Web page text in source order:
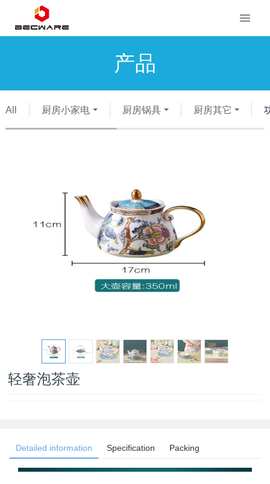
产品
All 厨房小家电 厨房锅具 厨房其它
轻奢泡茶壶
Detailed information Specification Packing